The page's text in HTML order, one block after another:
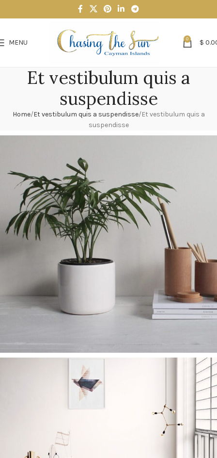
MENU 0 $
Et vestibulum quis a
suspendisse
Home Et vestibulum quis a suspendisse Et vestibulum quis a
suspendisse